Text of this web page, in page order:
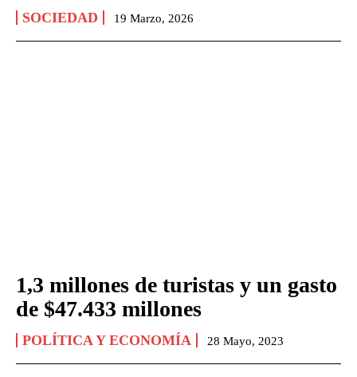
SOCIEDAD 19 Marzo, 2026
1,3 millones de turistas y un gasto
de $47.433 millones
POLÍTICA Y ECONOMÍA 28 Mayo, 2023